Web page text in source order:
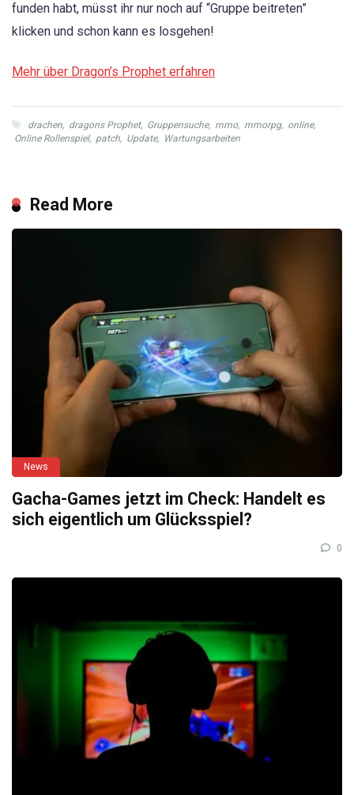
funden habt, müsst ihr nur noch auf “Gruppe beitreten”
klicken und schon kann es losgehen!
Mehr über Dragon’s Prophet erfahren
drachen, dragons Prophet, Gruppensuche, mmo, mmorpg, online,
Online Rollenspiel, patch, Update, Wartungsarbeiten
Read More
News
Gacha-Games jetzt im Check: Handelt es
sich eigentlich um Glücksspiel?
0